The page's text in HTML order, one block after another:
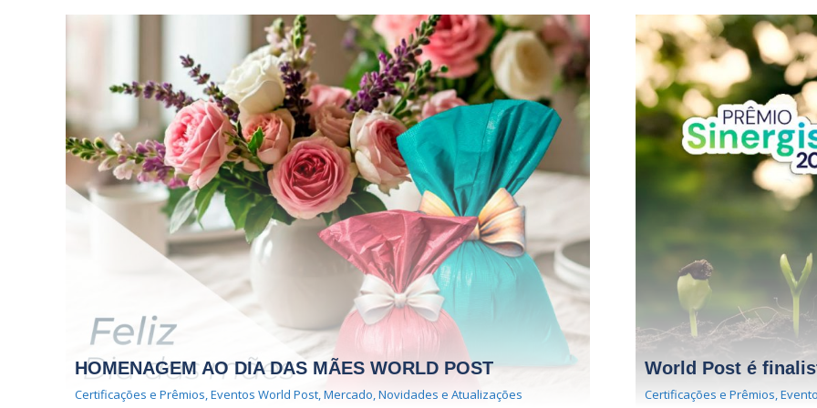
HOMENAGEM AO DIA DAS MÃES WORLD POST
Certificações e Prêmios,Eventos World Post,Mercado,Novidades e Atualizações
World Post é
Certificações e Prêmios,